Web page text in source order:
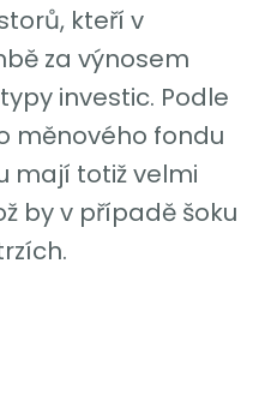
kteří v
za výnosem
investic. Podle
měnového fondu
mají totiž velmi
by v případě šoku